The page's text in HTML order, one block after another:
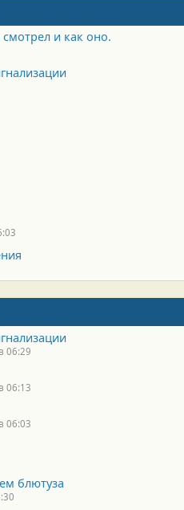
и как оно.
06:29
06:13
06:03
блютуза